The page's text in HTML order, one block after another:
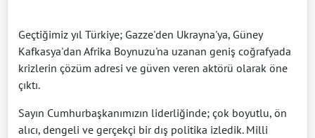
Geçtiğimiz yıl Türkiye; Gazze'den Ukrayna'ya, Güney
Kafkasya'dan Afrika Boynuzu'na uzanan geniş coğrafyada
krizlerin çözüm adresi ve güven veren aktörü olarak öne
çıktı.
Sayın Cumhurbaşkanımızın liderliğinde; çok boyutlu, ön
alıcı, dengeli ve gerçekçi bir dış politika izledik. Milli